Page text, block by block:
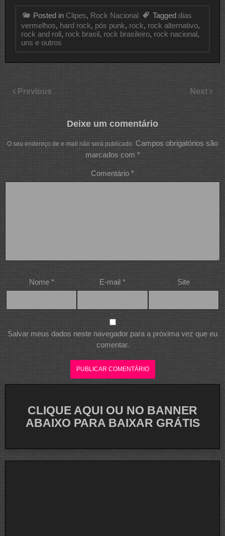
Posted in Clipes, Rock Nacional Tagged dias
vermelhos, hard rock, pós punk, rock, rock alternativo,
rock and roll, rock brasil, rock brasileiro, rock nacional,
uns e outros
Previous Next
Deixe um comentário
O seu endereço de e-mail não será publicado. Campos obrigatórios são
marcados com *
Comentário *
Nome * E-mail * Site
Salvar meus dados neste navegador para a próxima vez que eu
comentar.
CLIQUE AQUI OU NO BANNER
ABAIXO PARA BAIXAR GRÁTIS